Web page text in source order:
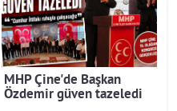
MHP Çine'de Başkan
Özdemir güven tazeledi